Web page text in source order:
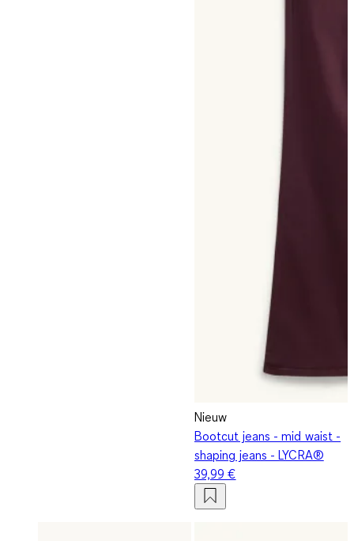
Nieuw
Bootcut jeans - mid waist -
shaping jeans - LYCRA®
39,99 €